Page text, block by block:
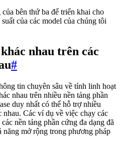
bên thứ ba để triển khai cho
của các model của chúng tôi
nhau trên các
#
tin chuyên sâu về tính linh hoạt
nhau trên nhiều nền tảng phần
duy nhất có thể hỗ trợ nhiều
nhau. Các ví dụ về việc chạy các
nền tảng phần cứng đa dạng đã
mở rộng trong phương pháp